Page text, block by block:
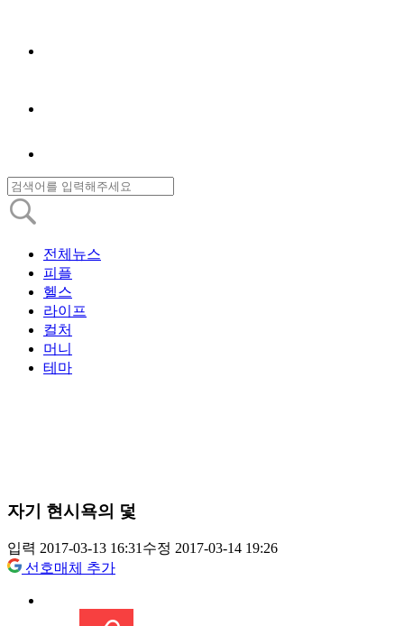
전체뉴스
피플
헬스
라이프
컬처
머니
테마
자기 현시욕의 덫
입력 2017-03-13 16:31수정 2017-03-14 19:26
선호매체 추가